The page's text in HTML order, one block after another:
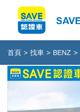
首頁 > 找車 > BENZ >